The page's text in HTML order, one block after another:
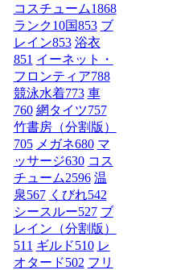
コスチューム1868
ランク10国853 ブ
レイン853 浴衣
851 イーネット・
フロンティア788
競泳水着773 車
760 網タイツ757
竹書房（分割版）
705 メガネ680 マ
ッサージ630 コス
チューム2596 温
泉567 くびれ542
シースルー527 ブ
レイン（分割版）
511 ギルド510 レ
オタード502 フリ